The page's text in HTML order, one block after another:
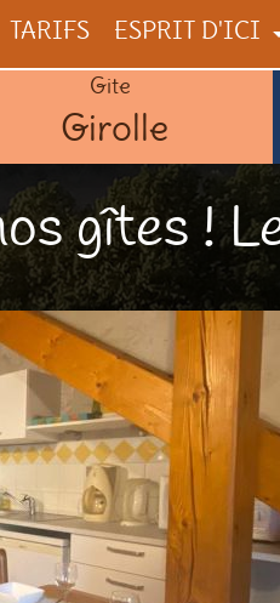
TARIFS ESPRIT D'ICI
NOUS
LA CONSTRUCTION
ILS PARLENT DE
Gite
Girolle
gîtes !